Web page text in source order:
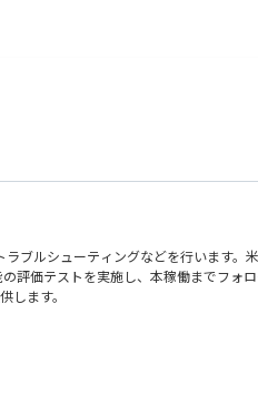
ブルシューティングなどを行います
価テストを実施し、本稼働までフォ
します。
務が可能でございますのでご安心くだ